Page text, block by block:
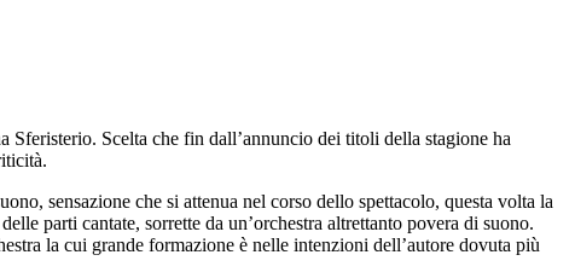
Sferisterio. Scelta che fin dall’annuncio dei titoli della stagione ha
sensazione che si attenua nel corso dello spettacolo, questa volta la
parti cantate, sorrette da un’orchestra altrettanto povera di suono.
la cui grande formazione è nelle intenzioni dell’autore dovuta più